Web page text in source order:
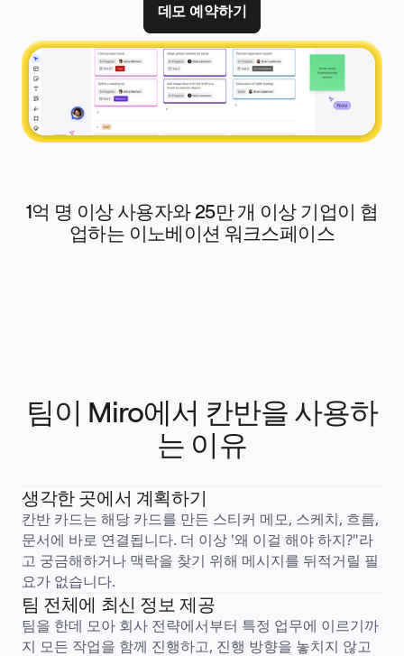
다이어그램
칸반
타임라인
TalkTrack
테이블
문서
슬라이드
사용 사례
일반
다이어그램 작성
워크숍
리서치 종합 분석
Design Workshops
Planning & Delivery
비즈니스 유형별
Enterprise
소규모 비즈니스
스타트업
산업별
디지털
전문가 서비스
제조
리테일
금융 서비스
제약 및 생명과학
데모 예약하기
1억 명 이상 사용자와 25만 개 이상 기업이 협
업하는 이노베이션 워크스페이스
팀이 Miro에서 칸반을 사용하
는 이유
생각한 곳에서 계획하기
칸반 카드는 해당 카드를 만든 스티커 메모, 스케치, 흐름,
문서에 바로 연결됩니다. 더 이상 '왜 이걸 해야 하지?"라
고 궁금해하거나 맥락을 찾기 위해 메시지를 뒤적거릴 필
요가 없습니다.
팀 전체에 최신 정보 제공
팀을 한데 모아 회사 전략에서부터 특정 업무에 이르기까
지 모든 작업을 함께 진행하고, 진행 방향을 놓치지 않고